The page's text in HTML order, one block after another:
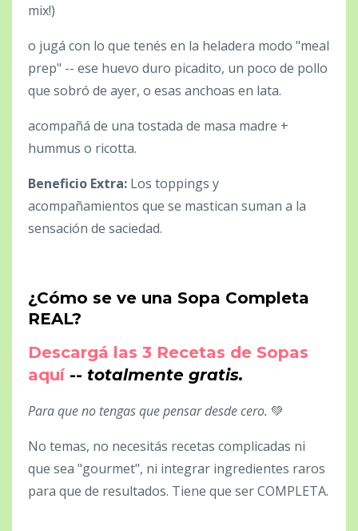
mix!)
o jugá con lo que tenés en la heladera modo "meal
prep" -- ese huevo duro picadito, un poco de pollo
que sobró de ayer, o esas anchoas en lata.
acompañá de una tostada de masa madre +
hummus o ricotta.
Beneficio Extra: Los toppings y
acompañamientos que se mastican suman a la
sensación de saciedad.
¿Cómo se ve una Sopa Completa
REAL?
Descargá las 3 Recetas de Sopas
aquí-- totalmente gratis.
Para que no tengas que pensar desde cero. 💚
No temas, no necesitás recetas complicadas ni
que sea "gourmet", ni integrar ingredientes raros
para que de resultados. Tiene que ser COMPLETA.